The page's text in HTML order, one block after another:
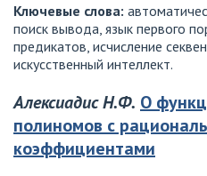
Ключевые слова:
поиск вывода, язык первого
предикатов, исчисление
искусственный интеллект.
Алексиадис Н.Ф. О
полиномов с
коэффициентами